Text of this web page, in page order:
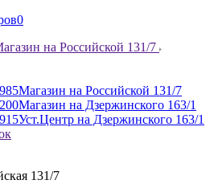
0
на Российской 131/7
Магазин на Российской 131/7
Магазин на Дзержинского 163/1
Уст.Центр на Дзержинского 163/1
131/7